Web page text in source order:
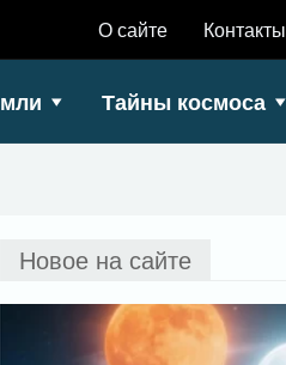
О сайте Контакты
Тайны космоса
Новое на сайте